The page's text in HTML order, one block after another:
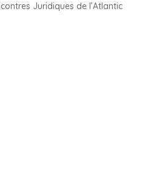
Juridiques de l’Atlantic